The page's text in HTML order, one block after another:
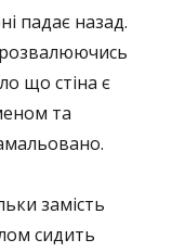
падає назад.
що стіна є
та
замість
сидить